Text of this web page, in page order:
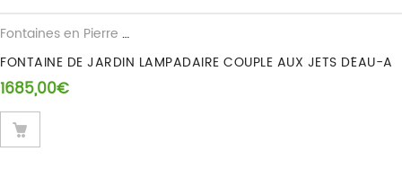
Fontaines en Pierre Reconstituee
FONTAINE DE JARDIN LAMPADAIRE COUPLE AUX JETS D´EAU-A
1685,00€